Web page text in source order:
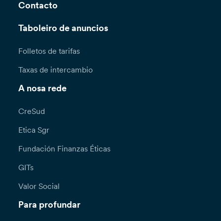
Contacto
Taboleiro de anuncios
Folletos de tarifas
Taxas de intercambio
A nosa rede
CreSud
Etica Sgr
Fundación Finanzas Éticas
GITs
Valor Social
Para profundar